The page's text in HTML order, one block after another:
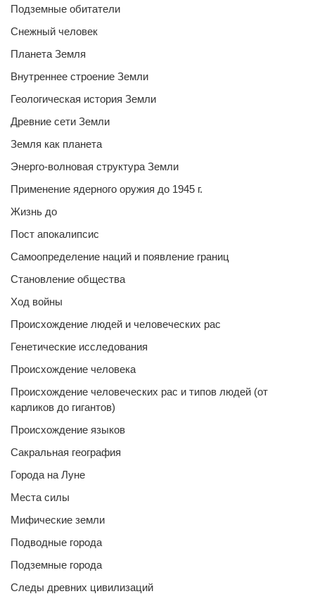
Подземные обитатели
Снежный человек
Планета Земля
Внутреннее строение Земли
Геологическая история Земли
Древние сети Земли
Земля как планета
Энерго-волновая структура Земли
Применение ядерного оружия до 1945 г.
Жизнь до
Пост апокалипсис
Самоопределение наций и появление границ
Становление общества
Ход войны
Происхождение людей и человеческих рас
Генетические исследования
Происхождение человека
Происхождение человеческих рас и типов людей (от
карликов до гигантов)
Происхождение языков
Сакральная география
Города на Луне
Места силы
Мифические земли
Подводные города
Подземные города
Следы древних цивилизаций